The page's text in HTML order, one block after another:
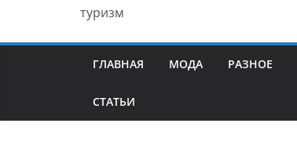
туризм
ГЛАВНАЯ МОДА РАЗНОЕ
СТАТЬИ